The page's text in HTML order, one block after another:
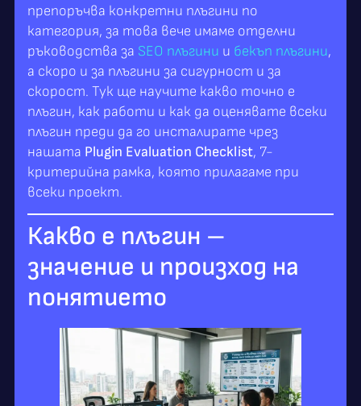
препоръчва конкретни плъгини по
категория, за това вече имаме отделни
ръководства за SEO плъгини и бекъп плъгини,
а скоро и за плъгини за сигурност и за
скорост. Тук ще научите какво точно е
плъгин, как работи и как да оценявате всеки
плъгин преди да го инсталирате чрез
нашата Plugin Evaluation Checklist, 7-
критерийна рамка, която прилагаме при
всеки проект.
Какво е плъгин –
значение и произход на
понятието